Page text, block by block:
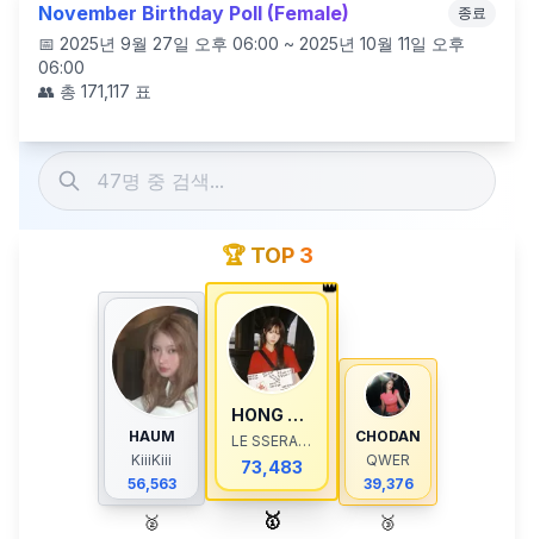
November Birthday Poll (Female) 종료
📅 2025년 9월 27일 오후 06:00 ~ 2025년 10월 11일 오후
06:00
👥 총 171,117 표
🏆 TOP 3
HAUM
KiiiKiii
56,563
🥈
👑
HONG EUNCHAE
LE SSERAFIM
73,483
🥇
CHODAN
QWER
39,376
🥉